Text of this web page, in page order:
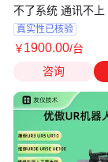
不了系统 通讯不上
真实性已核验
￥1900.00/台
咨询